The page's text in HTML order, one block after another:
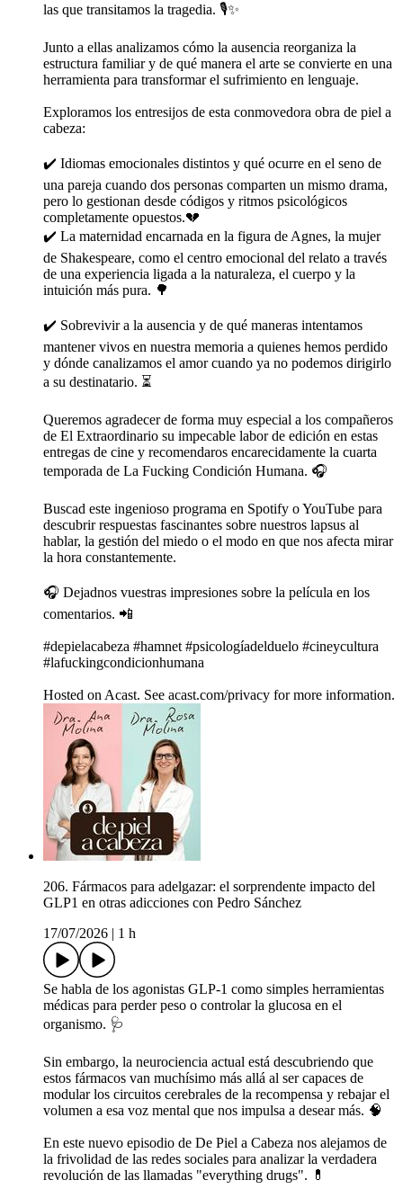
las que transitamos la tragedia. 🎙️✨
Junto a ellas analizamos cómo la ausencia reorganiza la
estructura familiar y de qué manera el arte se convierte en una
herramienta para transformar el sufrimiento en lenguaje.
Exploramos los entresijos de esta conmovedora obra de piel a
cabeza:
✔️ Idiomas emocionales distintos y qué ocurre en el seno de
una pareja cuando dos personas comparten un mismo drama,
pero lo gestionan desde códigos y ritmos psicológicos
completamente opuestos.💔
✔️ La maternidad encarnada en la figura de Agnes, la mujer
de Shakespeare, como el centro emocional del relato a través
de una experiencia ligada a la naturaleza, el cuerpo y la
intuición más pura. 🌳
✔️ Sobrevivir a la ausencia y de qué maneras intentamos
mantener vivos en nuestra memoria a quienes hemos perdido
y dónde canalizamos el amor cuando ya no podemos dirigirlo
a su destinatario. ⏳
Queremos agradecer de forma muy especial a los compañeros
de El Extraordinario su impecable labor de edición en estas
entregas de cine y recomendaros encarecidamente la cuarta
temporada de La Fucking Condición Humana. 🎧
Buscad este ingenioso programa en Spotify o YouTube para
descubrir respuestas fascinantes sobre nuestros lapsus al
hablar, la gestión del miedo o el modo en que nos afecta mirar
la hora constantemente.
🎧 Dejadnos vuestras impresiones sobre la película en los
comentarios. 📲
#depielacabeza #hamnet #psicologíadelduelo #cineycultura
#lafuckingcondicionhumana
Hosted on Acast. See acast.com/privacy for more information.
206. Fármacos para adelgazar: el sorprendente impacto del
GLP1 en otras adicciones con Pedro Sánchez
17/07/2026
1 h
Se habla de los agonistas GLP-1 como simples herramientas
médicas para perder peso o controlar la glucosa en el
organismo. 🩺
Sin embargo, la neurociencia actual está descubriendo que
estos fármacos van muchísimo más allá al ser capaces de
modular los circuitos cerebrales de la recompensa y rebajar el
volumen a esa voz mental que nos impulsa a desear más. 🧠
En este nuevo episodio de De Piel a Cabeza nos alejamos de
la frivolidad de las redes sociales para analizar la verdadera
revolución de las llamadas "everything drugs". 💊